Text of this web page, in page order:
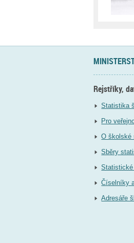
Rejstříky,
Statistika
Pro
O školské
Sběry
Číselníky
Adresáře